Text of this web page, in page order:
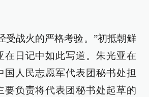
受战火的严格考验。”初抵朝鲜
在日记中如此写道。朱光亚在
国人民志愿军代表团秘书处担
要负责将代表团秘书处起草的